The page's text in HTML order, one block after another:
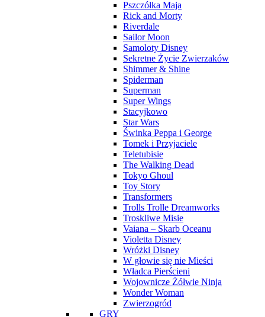
Pszczółka Maja
Rick and Morty
Riverdale
Sailor Moon
Samoloty Disney
Sekretne Życie Zwierzaków
Shimmer & Shine
Spiderman
Superman
Super Wings
Stacyjkowo
Star Wars
Świnka Peppa i George
Tomek i Przyjaciele
Teletubisie
The Walking Dead
Tokyo Ghoul
Toy Story
Transformers
Trolls Trolle Dreamworks
Troskliwe Misie
Vaiana – Skarb Oceanu
Violetta Disney
Wróżki Disney
W głowie się nie Mieści
Władca Pierścieni
Wojownicze Żółwie Ninja
Wonder Woman
Zwierzogród
GRY